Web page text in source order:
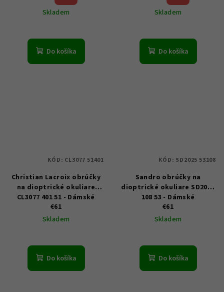
Skladem
Do košíka
Skladem
Do košíka
Christian Lacroix obrúčky
na dioptrické okuliare
CL3077 401 51 - Dámské
€61
Skladem
Do košíka
KÓD: CL3077 51401
Sandro obrúčky na
dioptrické okuliare SD2025
108 53 - Dámské
€61
Skladem
Do košíka
KÓD: SD2025 53108